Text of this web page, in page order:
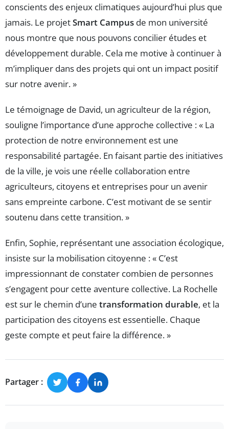
conscients des enjeux climatiques aujourd’hui plus que
jamais. Le projetSmart Campus de mon université
nous montre que nous pouvons concilier études et
développement durable. Cela me motive à continuer à
m’impliquer dans des projets qui ont un impact positif
sur notre avenir. »
Le témoignage de David, un agriculteur de la région,
souligne l’importance d’une approche collective : « La
protection de notre environnement est une
responsabilité partagée. En faisant partie des initiatives
de la ville, je vois une réelle collaboration entre
agriculteurs, citoyens et entreprises pour un avenir
sans empreinte carbone. C’est motivant de se sentir
soutenu dans cette transition. »
Enfin, Sophie, représentant une association écologique,
insiste sur la mobilisation citoyenne : « C’est
impressionnant de constater combien de personnes
s’engagent pour cette aventure collective. La Rochelle
est sur le chemin d’une transformation durable, et la
participation des citoyens est essentielle. Chaque
geste compte et peut faire la différence. »
Partager :